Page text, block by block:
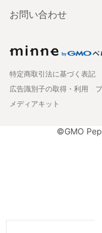
お問い合わせ
特定商取引法に基づく表記
広告識別子の取得・利用
メディアキット
©GMO